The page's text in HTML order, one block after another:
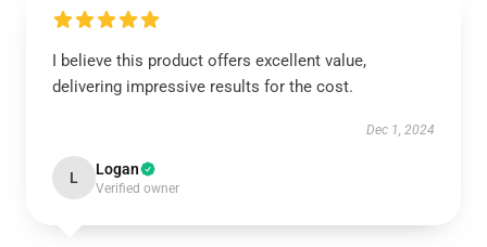
I believe this product offers excellent value,
delivering impressive results for the cost.
Dec 1, 2024
L Logan
Verified owner